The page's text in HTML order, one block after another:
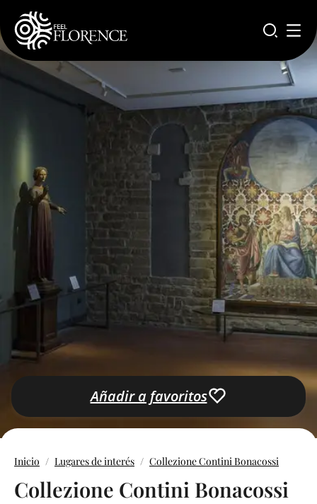
Pasar al contenido principal
Añadir a favoritos
Inicio Lugares de interés Collezione Contini Bonacossi
Collezione Contini Bonacossi